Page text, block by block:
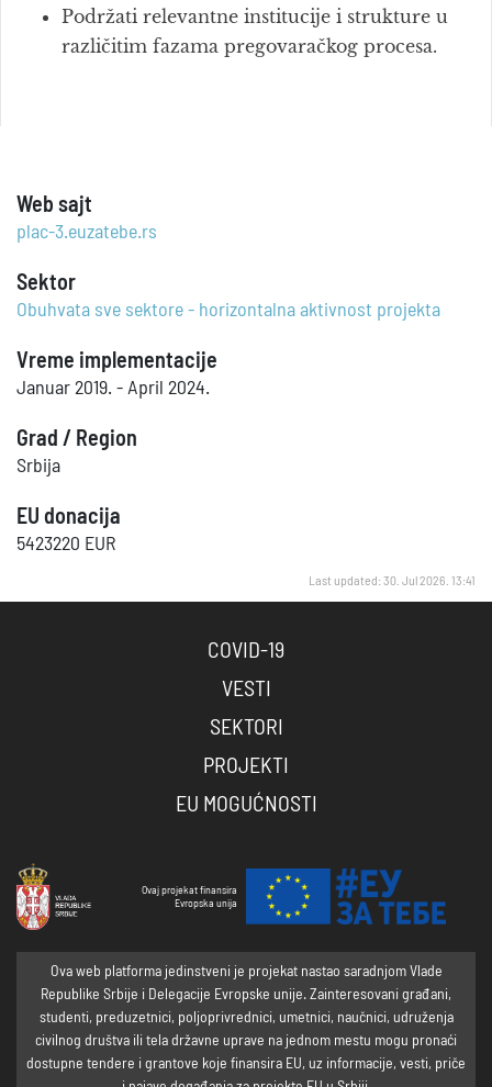
Podržati relevantne institucije i strukture u
različitim fazama pregovaračkog procesa.
Web sajt
plac-3.euzatebe.rs
Sektor
Obuhvata sve sektore - horizontalna aktivnost projekta
Vreme implementacije
Januar 2019. - April 2024.
Grad / Region
Srbija
EU donacija
5423220 EUR
Last updated: 30. Jul 2026. 13:41
COVID-19
VESTI
SEKTORI
PROJEKTI
EU MOGUĆNOSTI
Ovaj projekat finansira
Evropska unija
Ova web platforma jedinstveni je projekat nastao saradnjom Vlade
Republike Srbije i Delegacije Evropske unije. Zainteresovani građani,
studenti, preduzetnici, poljoprivrednici, umetnici, naučnici, udruženja
civilnog društva ili tela državne uprave na jednom mestu mogu pronaći
dostupne tendere i grantove koje finansira EU, uz informacije, vesti, priče